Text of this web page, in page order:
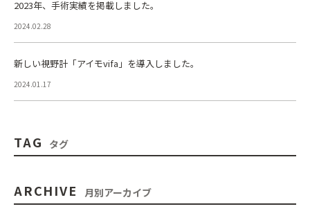
2023年、手術実績を掲載しました。
2024.02.28
新しい視野計「アイモvifa」を導入しました。
2024.01.17
TAG タグ
ARCHIVE 月別アーカイブ